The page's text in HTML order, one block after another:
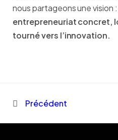
nous partageons une vision :
entrepreneuriat concret,
tourné vers l’innovation.
Précédent